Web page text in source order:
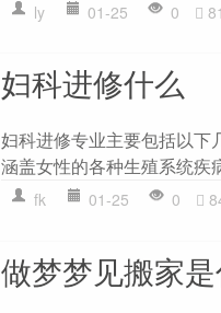
ly 01-25 0
妇科进修什么
妇科进修专业主要包括以下
涵盖女性的各种生殖系统疾
fk 01-25 0
做梦梦见搬家